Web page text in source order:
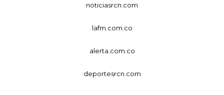
noticiasrcn.com
lafm.com.co
alerta.com.co
deportesrcn.com